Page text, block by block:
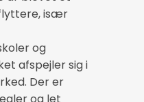
især
og
afspejler sig i
Der er